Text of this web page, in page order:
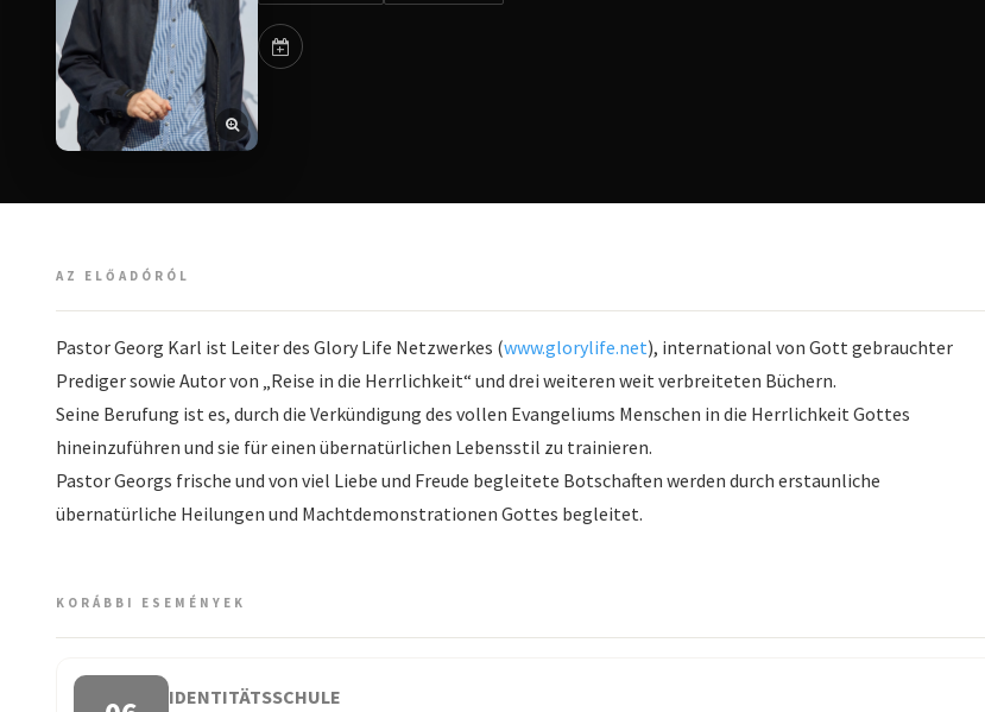
AZ ELŐADÓRÓL
Pastor Georg Karl ist Leiter des Glory Life Netzwerkes (www.glorylife.net), international von Gott gebrauchter
Prediger sowie Autor von „Reise in die Herrlichkeit“ und drei weiteren weit verbreiteten Büchern.
Seine Berufung ist es, durch die Verkündigung des vollen Evangeliums Menschen in die Herrlichkeit Gottes
hineinzuführen und sie für einen übernatürlichen Lebensstil zu trainieren.
Pastor Georgs frische und von viel Liebe und Freude begleitete Botschaften werden durch erstaunliche
übernatürliche Heilungen und Machtdemonstrationen Gottes begleitet.
KORÁBBI ESEMÉNYEK
IDENTITÄTSSCHULE